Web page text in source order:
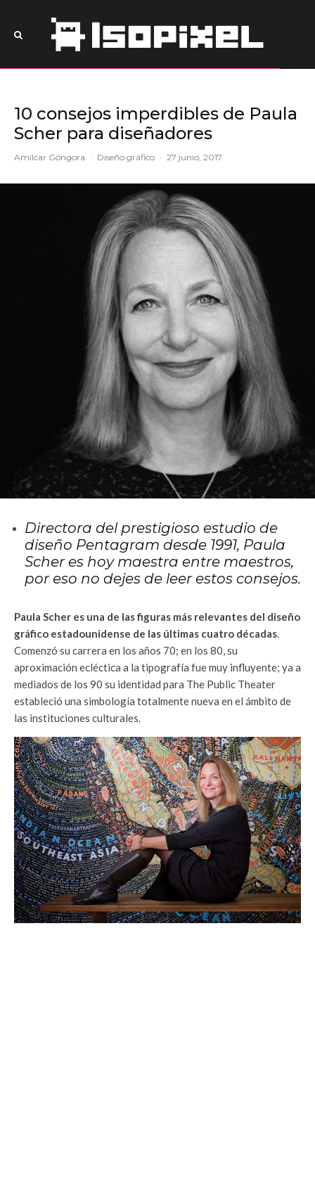
10 consejos imperdibles de Paula
Scher para diseñadores
Amílcar Góngora · Diseño gráfico · 27 junio, 2017
Directora del prestigioso estudio de
diseño Pentagram desde 1991, Paula
Scher es hoy maestra entre maestros,
por eso no dejes de leer estos consejos.
Paula Scher es una de las figuras más relevantes del diseño
gráfico estadounidense de las últimas cuatro décadas.
Comenzó su carrera en los años 70; en los 80, su
aproximación ecléctica a la tipografía fue muy influyente; ya a
mediados de los 90 su identidad para The Public Theater
estableció una simbología totalmente nueva en el ámbito de
las instituciones culturales.